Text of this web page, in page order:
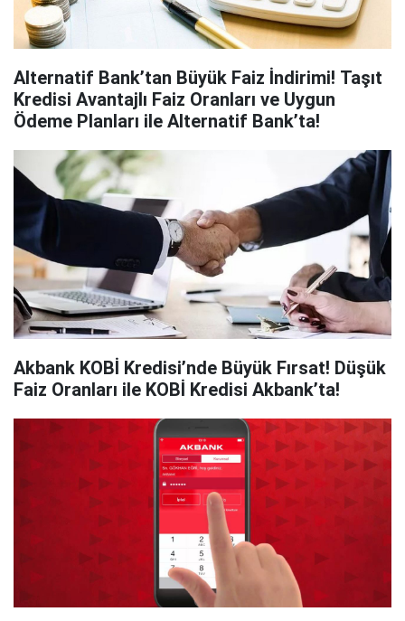
Alternatif Bank’tan Büyük Faiz İndirimi! Taşıt
Kredisi Avantajlı Faiz Oranları ve Uygun
Ödeme Planları ile Alternatif Bank’ta!
Akbank KOBİ Kredisi’nde Büyük Fırsat! Düşük
Faiz Oranları ile KOBİ Kredisi Akbank’ta!